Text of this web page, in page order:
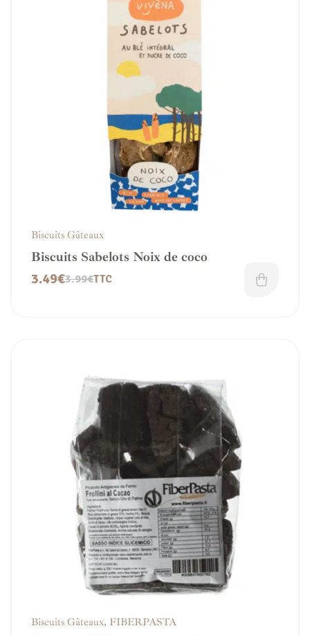
Biscuits Gâteaux
Biscuits Sabelots Noix de coco
3.99€
3.49€ TTC
Biscuits Gâteaux, FIBERPASTA